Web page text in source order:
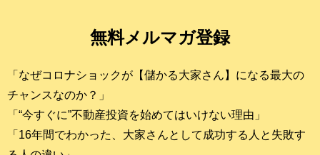
無料メルマガ登録
「なぜコロナショックが【儲かる大家さん】になる最大の
チャンスなのか？」
「“今すぐに”不動産投資を始めてはいけない理由」
「16年間でわかった、大家さんとして成功する人と失敗す